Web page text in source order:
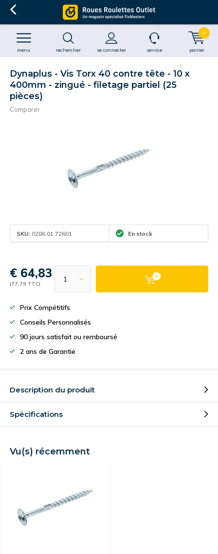
rechercher se connecter
menu service panier
0
Dynaplus - Vis Torx 40 contre tête - 10 x
400mm - zingué - filetage partiel (25
pièces)
Comparer
SKU: 0286.01.72601 En stock
€ 64,83
(77,79 TTC)
Prix Compétitifs
Conseils Personnalisés
90 jours satisfait ou remboursé
2 ans de Garantie
Description du produit
Spécifications
Vu(s) récemment